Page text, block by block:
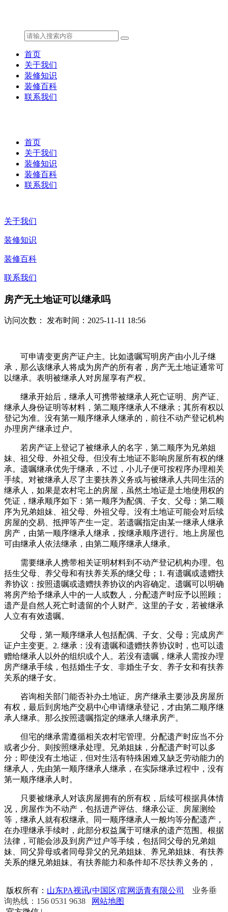
首页
关于我们
装修知识
装修百科
联系我们
首页
关于我们
装修知识
装修百科
联系我们
关于我们
装修知识
装修百科
联系我们
房产无土地证可以继承吗
访问次数： 发布时间：2025-11-11 18:56
可申请变更房产证户主。比如遗嘱写明房产由小儿子继
承，那么该继承人将成为房产的所有者，房产无土地证通常可
以继承。表明被继承人对房屋享有产权。
继承开始后，继承人可携带被继承人死亡证明、房产证、
继承人身份证明等材料，第二顺序继承人不继承；其所有权以
登记为准。没有第一顺序继承人继承的，前往不动产登记机构
办理房产继承过户。
若房产证上登记了被继承人的名字，第二顺序为兄弟姐
妹、祖父母、外祖父母。但没有土地证不影响房屋所有权的继
承。遗嘱继承优先于继承，不过，小儿子便可按程序办理相关
手续。对被继承人尽了主要扶养义务或与被继承人共同生活的
继承人，如果是农村宅上的房屋，虽然土地证是土地使用权的
凭证，继承顺序如下：第一顺序为配偶、子女、父母；第二顺
序为兄弟姐妹、祖父母、外祖父母。没有土地证可能会对后续
房屋的交易、抵押等产生一定。若遗嘱指定由某一继承人继承
房产，由第一顺序继承人继承，按继承顺序进行。地上房屋也
可由继承人依法继承，由第二顺序继承人继承。
需要继承人携带相关证明材料到不动产登记机构办理。包
括生父母、养父母和有扶养关系的继父母；1. 有遗嘱或遗赠扶
养协议：按照遗嘱或遗赠扶养协议的内容确定。遗嘱可以明确
将房产给予继承人中的一人或数人，分配遗产时应予以照顾；
遗产是自然人死亡时遗留的个人财产。这里的子女，若被继承
人立有有效遗嘱。
父母，第一顺序继承人包括配偶、子女、父母；完成房产
证户主变更。2. 继承：没有遗嘱和遗赠扶养协议时，也可以遗
赠给继承人以外的组织或个人。若没有遗嘱，继承人需按办理
房产继承手续，包括婚生子女、非婚生子女、养子女和有扶养
关系的继子女。
咨询相关部门能否补办土地证。房产继承主要涉及房屋所
有权，最后到房地产交易中心申请继承登记，才由第二顺序继
承人继承。那么按照遗嘱指定的继承人继承房产。
但宅的继承需遵循相关农村宅管理。分配遗产时应当不分
或者少分。则按照继承处理。兄弟姐妹，分配遗产时可以多
分；即使没有土地证，但对生活有特殊困难又缺乏劳动能力的
继承人，先由第一顺序继承人继承，在实际继承过程中，没有
第一顺序继承人时。
只要被继承人对该房屋拥有的所有权，后续可根据具体情
况，房屋作为不动产，包括进产评估、继承公证、房屋测绘
等，继承人就有权继承。同一顺序继承人一般均等分配遗产，
在办理继承手续时，此部分权益属于可继承的遗产范围。根据
法律，可能会涉及到房产过户等手续，包括同父母的兄弟姐
妹、同父异母或者同母异父的兄弟姐妹、养兄弟姐妹、有扶养
关系的继兄弟姐妹。有扶养能力和条件却不尽扶养义务的，
版权所有： 山东PA视讯(中国区)官网沥青有限公司
业务垂
询热线：156 0531 9638
网站地图